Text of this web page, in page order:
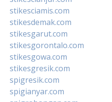
stikesciamis.com
stikesdemak.com
stikesgarut.com
stikesgorontalo.com
stikesgowa.com
stikesgresik.com
spigresik.com
spigianyar.com